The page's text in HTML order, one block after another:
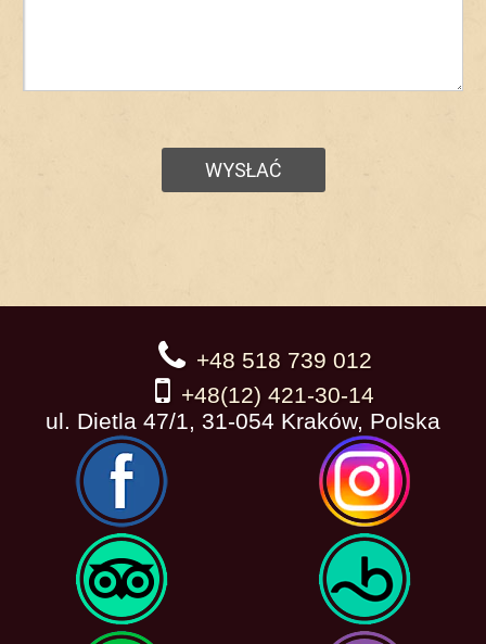
+48 518 739 012
+48(12) 421-30-14
ul. Dietla 47/1, 31-054 Kraków, Polska